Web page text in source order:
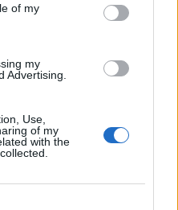
of my
my
Advertising.
Use,
of my
with the
κρασιά με την
15:29
αύξηση εσόδων
ανεκτέλεστο